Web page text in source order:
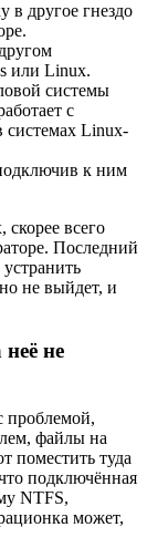
другое гнездо
или Linux.
системы
с
системах Linux-
к ним
скорее всего
Последний
не выйдет, и
не
проблемой,
файлы на
поместить туда
подключённая
NTFS,
может,